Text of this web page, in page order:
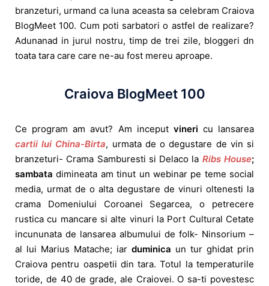
branzeturi, urmand ca luna aceasta sa celebram Craiova
BlogMeet 100. Cum poti sarbatori o astfel de realizare?
Adunanad in jurul nostru, timp de trei zile, bloggeri dn
toata tara care care ne-au fost mereu aproape.
Craiova BlogMeet 100
Ce program am avut? Am inceput vineri cu lansarea
cartii lui China-Birta, urmata de o degustare de vin si
branzeturi- Crama Samburesti si Delaco la Ribs House;
sambata dimineata am tinut un webinar pe teme social
media, urmat de o alta degustare de vinuri oltenesti la
crama Domeniului Coroanei Segarcea, o petrecere
rustica cu mancare si alte vinuri la Port Cultural Cetate
incununata de lansarea albumului de folk- Ninsorium –
al lui Marius Matache; iar duminica un tur ghidat prin
Craiova pentru oaspetii din tara. Totul la temperaturile
toride, de 40 de grade, ale Craiovei. O sa-ti povestesc